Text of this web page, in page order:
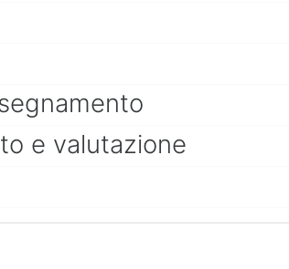
e valutazione